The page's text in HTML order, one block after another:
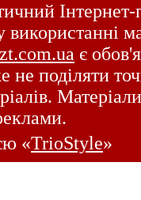
Інтернет-
є
не поділяти
«TrioStyle»